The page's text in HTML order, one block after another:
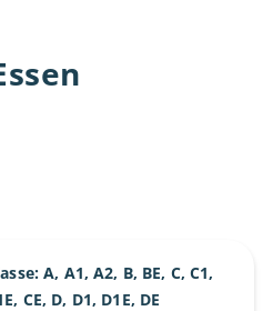
A, A1, A2, B, BE, C, C1,
CE, D, D1, D1E, DE